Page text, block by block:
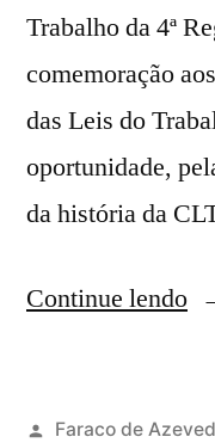
Trabalho da 4ª
comemoração
das Leis do
oportunidade,
da história da
Continue lendo
Faraco de